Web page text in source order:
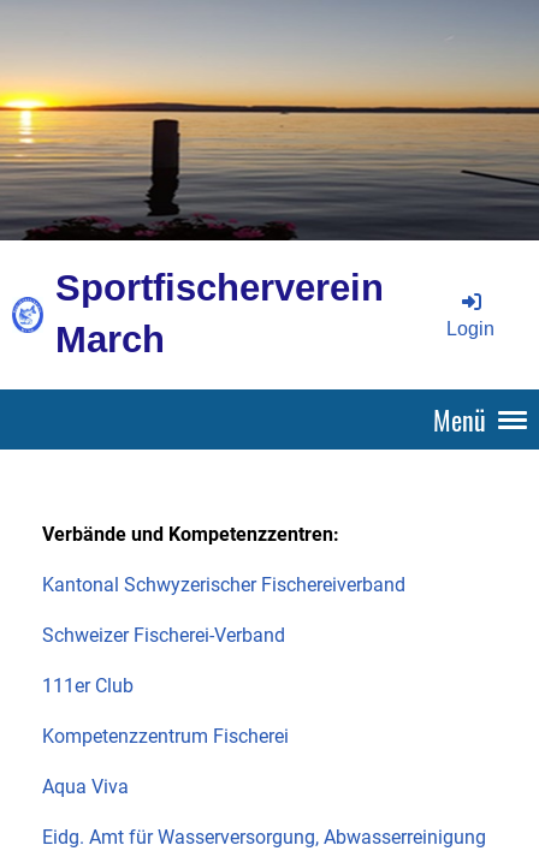
Sportfischerverein
March
Login
Menü
Verbände und Kompetenzzentren:
Kantonal Schwyzerischer Fischereiverband
Schweizer Fischerei-Verband
111er Club
Kompetenzzentrum Fischerei
Aqua Viva
Eidg. Amt für Wasserversorgung, Abwasserreinigung